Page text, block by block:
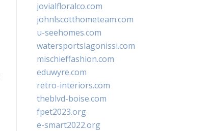
jovialfloralco.com
johnlscotthometeam.com
u-seehomes.com
watersportslagonissi.com
mischieffashion.com
eduwyre.com
retro-interiors.com
theblvd-boise.com
fpet2023.org
e-smart2022.org